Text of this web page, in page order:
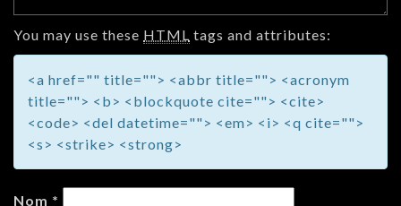
You may use these HTML tags and attributes:
<a href="" title=""> <abbr title=""> <acronym
title=""> <b> <blockquote cite=""> <cite>
<code> <del datetime=""> <em> <i> <q cite="">
<s> <strike> <strong>
Nom *